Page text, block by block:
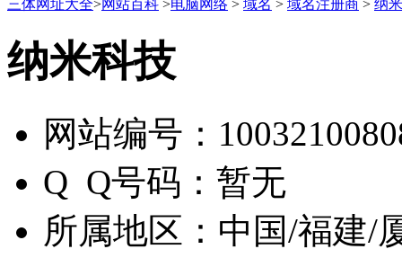
三体网址大全>网站百科 >电脑网络 > 域名 > 域名注册商 > 纳
纳米科技
网站编号：
Q Q号码： 暂无
所属地区： 中国/福建/